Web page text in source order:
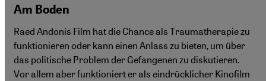
Am Boden
Raed Andonis Film hat die Chance als Traumatherapie zu
funktionieren oder kann einen Anlass zu bieten, um über
das politische Problem der Gefangenen zu diskutieren.
Vor allem aber funktioniert er als eindrücklicher Kinofilm